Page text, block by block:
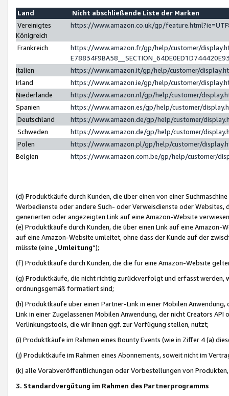
Land
Nicht abschließende Liste der Marken
Vereinigtes
Königreich
https://www.amazon.co.uk/gp/
Frankreich
https://www.amazon.fr/gp/help/customer/
Italien
https://www.amazon.it/gp/help/customer/
Irland
https://www.amazon.ie/gp/help/customer/
Niederlande
https://www.amazon.nl/gp/help/customer/
Spanien
https://www.amazon.es/gp/help/customer/
Deutschland
https://www.amazon.de/gp/help/customer/
Schweden
https://www.amazon.de/gp/help/customer/
Polen
https://www.amazon.pl/gp/help/customer/
Belgien
https://www.amazon.com.be/gp/help/customer/
(d) Produktkäufe durch Kunden, die über einen von einer
Werbedienste oder andere Such- oder Verweisdienste oder Websites,
generierten oder angezeigten Link auf eine Amazon-Website
(e) Produktkäufe durch Kunden, die über einen Link auf eine
auf eine Amazon-Website umleitet, ohne dass der Kunde auf der
müsste (eine „ Umleitung“);
(f) Produktkäufe durch Kunden, die die für eine Amazon-Website
(g) Produktkäufe, die nicht richtig zurückverfolgt und erfasst werden,
ordnungsgemäß formatiert sind;
(h) Produktkäufe über einen Partner-Link in einer Mobilen
Link in einer Zugelassenen Mobilen Anwendung, der nicht Creators
Verlinkungstools, die wir Ihnen ggf. zur Verfügung stellen, nutzt;
(i) Produktkäufe im Rahmen eines Bounty Events (wie in Ziffer 4 (a)
(j) Produktkäufe im Rahmen eines Abonnements, soweit nicht im
(k) alle Vorabveröffentlichungen oder Vorbestellungen von
3. Standardvergütung im Rahmen des Partnerprogramms